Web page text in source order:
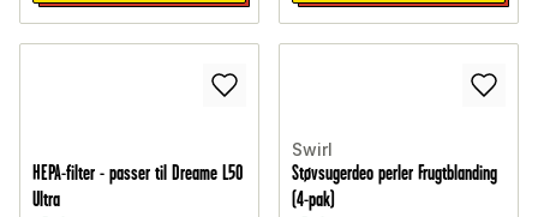
HEPA-filter - passer til Dreame L50
Ultra
Swirl
Støvsugerdeo perler Frugtblanding
(4-pak)